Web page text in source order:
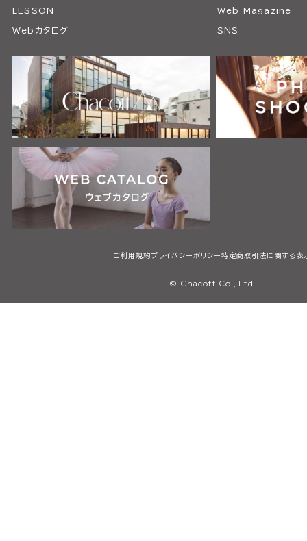
LESSON Web Magazine
Webカタログ SNS
ご利用規約プライバシーポリシー特定商取引法に関する表
© Chacott Co., Ltd.